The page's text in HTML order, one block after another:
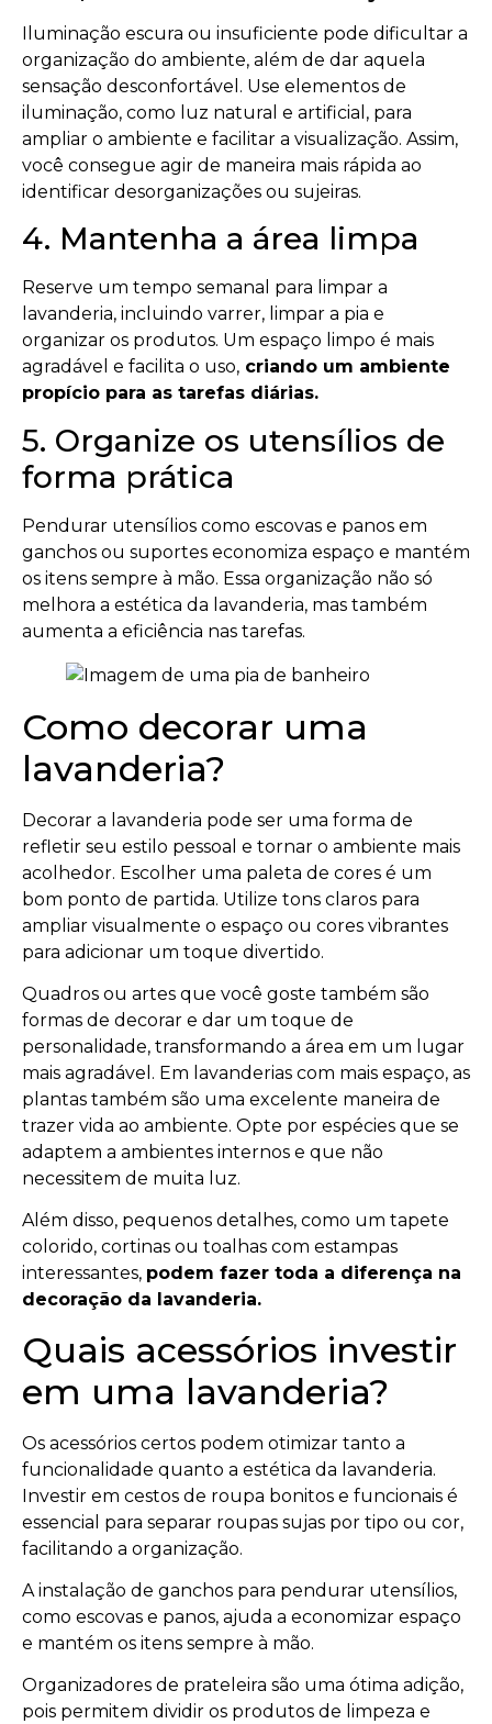
Iluminação escura ou insuficiente pode dificultar a
organização do ambiente, além de dar aquela
sensação desconfortável. Use elementos de
iluminação, como luz natural e artificial, para
ampliar o ambiente e facilitar a visualização. Assim,
você consegue agir de maneira mais rápida ao
identificar desorganizações ou sujeiras.
4. Mantenha a área limpa
Reserve um tempo semanal para limpar a
lavanderia, incluindo varrer, limpar a pia e
organizar os produtos. Um espaço limpo é mais
agradável e facilita o uso, criando um ambiente
propício para as tarefas diárias.
5. Organize os utensílios de
forma prática
Pendurar utensílios como escovas e panos em
ganchos ou suportes economiza espaço e mantém
os itens sempre à mão. Essa organização não só
melhora a estética da lavanderia, mas também
aumenta a eficiência nas tarefas.
Como decorar uma
lavanderia?
Decorar a lavanderia pode ser uma forma de
refletir seu estilo pessoal e tornar o ambiente mais
acolhedor. Escolher uma paleta de cores é um
bom ponto de partida. Utilize tons claros para
ampliar visualmente o espaço ou cores vibrantes
para adicionar um toque divertido.
Quadros ou artes que você goste também são
formas de decorar e dar um toque de
personalidade, transformando a área em um lugar
mais agradável. Em lavanderias com mais espaço, as
plantas também são uma excelente maneira de
trazer vida ao ambiente. Opte por espécies que se
adaptem a ambientes internos e que não
necessitem de muita luz.
Além disso, pequenos detalhes, como um tapete
colorido, cortinas ou toalhas com estampas
interessantes, podem fazer toda a diferença na
decoração da lavanderia.
Quais acessórios investir
em uma lavanderia?
Os acessórios certos podem otimizar tanto a
funcionalidade quanto a estética da lavanderia.
Investir em cestos de roupa bonitos e funcionais é
essencial para separar roupas sujas por tipo ou cor,
facilitando a organização.
A instalação de ganchos para pendurar utensílios,
como escovas e panos, ajuda a economizar espaço
e mantém os itens sempre à mão.
Organizadores de prateleira são uma ótima adição,
pois permitem dividir os produtos de limpeza e